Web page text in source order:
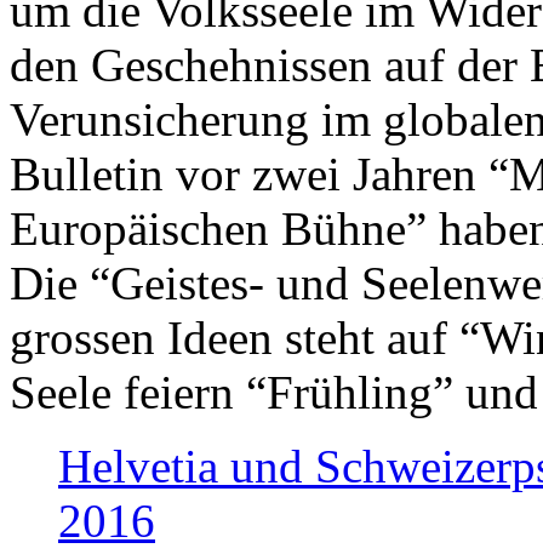
den Geschehnissen auf
Verunsicherung im
Bulletin vor zwei Jahren
Europäischen Bühne”
Die “Geistes- und
grossen Ideen steht auf
Seele feiern “Frühling”
Helvetia und
2016